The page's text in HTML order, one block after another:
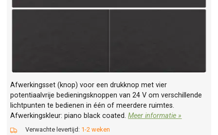
Afwerkingsset (knop) voor een drukknop met vier
potentiaalvrije bedieningsknoppen van 24 V om verschillende
lichtpunten te bedienen in één of meerdere ruimtes.
Afwerkingskleur: piano black coated.Meer informatie »
Verwachte levertijd: 1-2 weken